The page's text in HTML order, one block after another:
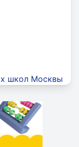
школ Москвы